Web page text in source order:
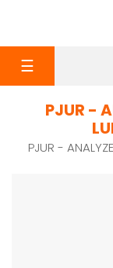
navigazione
☰
PJUR -
PJUR -